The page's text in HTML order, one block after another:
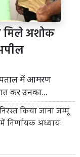
मिले अशोक
में आमरण
कर उनका...
किया जाना जम्मू
निर्णायक अध्याय: